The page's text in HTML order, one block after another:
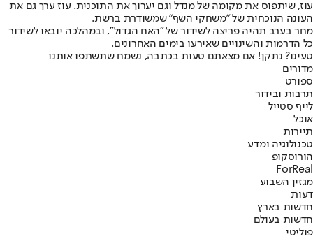
עוז, שיתפוס את מקומה של מנדל וגם יערוך את התוכנית. עוז ערך גם את
העונה הנוכחית של "משחקי השף" שמשודרת ברשת.
מחר בערב תהיה פריצה לשידור של "האח הגדול", ובמהלכה יובאו לשידור
כל הדרמות והשינויים שאירעו בימים האחרונים.
טעינו? נתקן! אם מצאתם טעות בכתבה, נשמח שתשתפו אותנו
מדורים
ספורט
תרבות ובידור
לייף סטייל
אוכל
תיירות
טכנולוגיה ומדע
הורוסקופ
ForReal
מגזין השבוע
דעות
חדשות בארץ
חדשות בעולם
פוליטי